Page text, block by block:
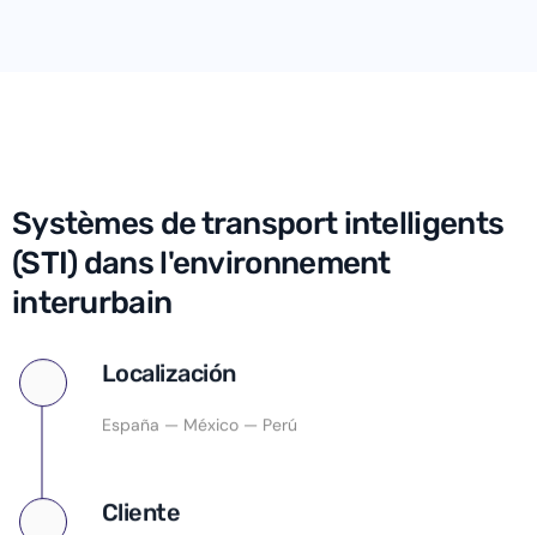
Systèmes de transport intelligents
(STI) dans l'environnement
interurbain
Localización
España — México — Perú
Cliente